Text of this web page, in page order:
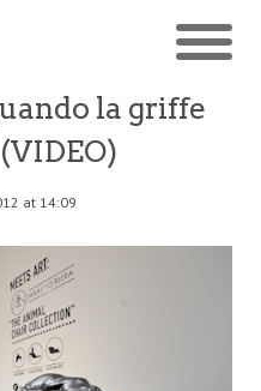
la griffe
at 14:09